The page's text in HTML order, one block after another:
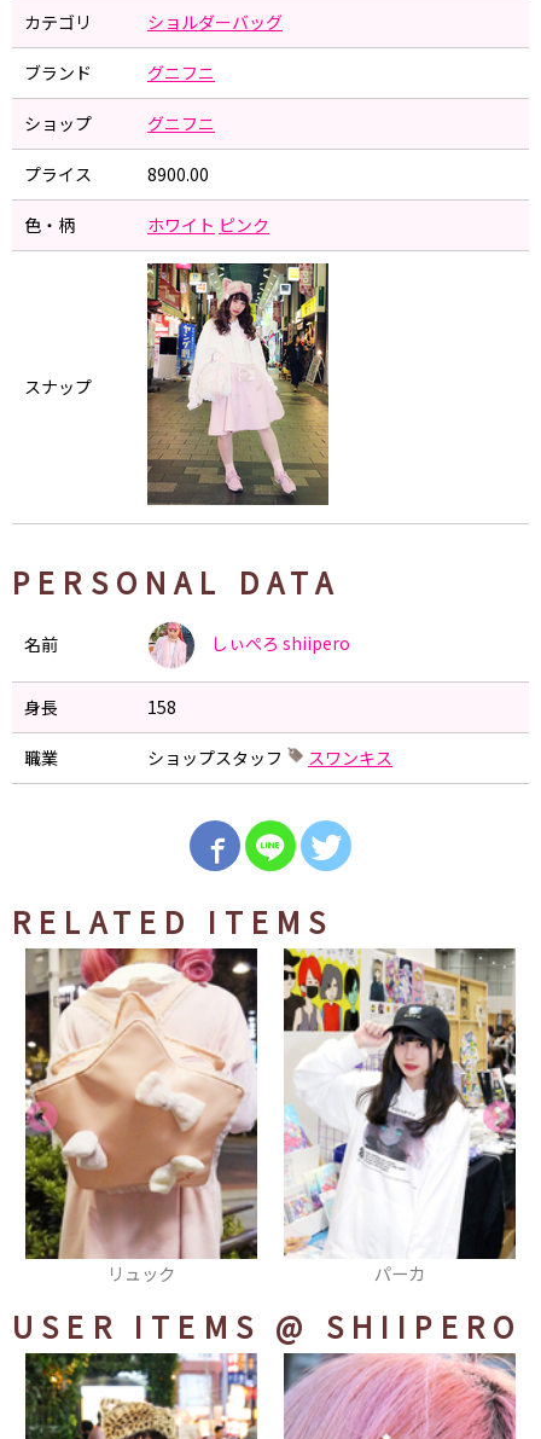
カテゴリ ショルダーバッグ
ブランド グニフニ
ショップ グニフニ
プライス 8900.00
色・柄 ホワイト ピンク
スナップ
PERSONAL DATA
名前 しぃぺろ shiipero
身長 158
職業 ショップスタッフ スワンキス
RELATED ITEMS
カーディガン
USER ITEMS @ SHIIPERO